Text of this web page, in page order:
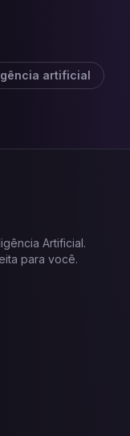
artificial
Artificial.
para você.